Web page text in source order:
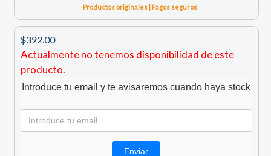
Productos originales | Pagos seguros
$392.00
Actualmente no tenemos disponibilidad de este
producto.
Introduce tu email y te avisaremos cuando haya stock